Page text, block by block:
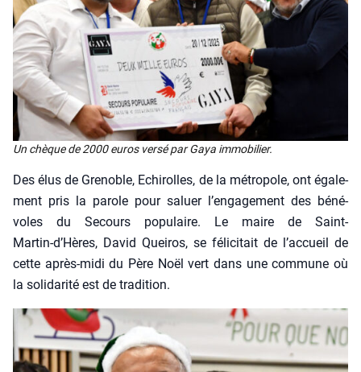
Un chèque de 2000 euros ver­sé par Gaya immo­bi­lier.
Des élus de Gre­noble, Echi­rolles, de la métro­pole, ont éga­le­
ment pris la parole pour saluer l’engagement des béné­
voles du Secours popu­laire. Le maire de Saint-
Martin‑d’Hères, David Quei­ros, se féli­ci­tait de l’accueil de
cette après-midi du Père Noël vert dans une com­mune où
la soli­da­ri­té est de tra­di­tion.